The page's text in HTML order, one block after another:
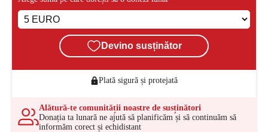
Devino susținător
Plată sigură și protejată
Alătură-te comunității noastre de susținători
Donația ta lunară ne ajută să planificăm și să continuăm să
informăm corect și echidistant